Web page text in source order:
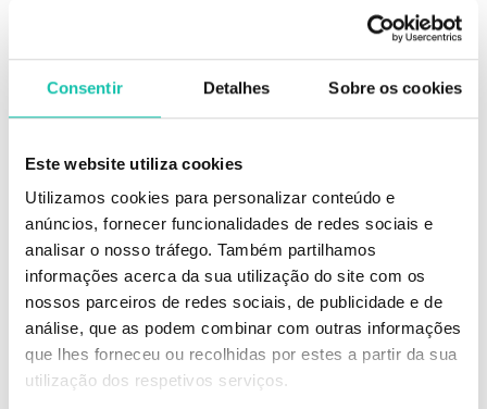
Consentir Detalhes Sobre os cookies
Este website utiliza cookies
Utilizamos cookies para personalizar conteúdo e
anúncios, fornecer funcionalidades de redes sociais e
analisar o nosso tráfego. Também partilhamos
informações acerca da sua utilização do site com os
nossos parceiros de redes sociais, de publicidade e de
análise, que as podem combinar com outras informações
que lhes forneceu ou recolhidas por estes a partir da sua
utilização dos respetivos serviços.
Através de uma tecnologia revolucionária, esta nova gama permite obter,
 Acabamento gel
 Secagem imediata
 Pincel profissional de alta precisão
 48 tons disponíveis
Conselhos de Utilização
Aplicação em 2 passos:
1- Aplicar uma ou duas camadas de Fusion Color. Selar a ponta da unha.
2- Aplicar um camada de Fusion Shine. Selar a ponta da unha.